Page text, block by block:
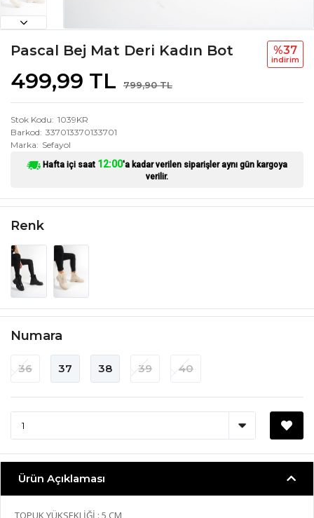
Pascal Bej Mat Deri Kadın Bot
499,99 TL 799,90 TL
%37
i̇ndi̇ri̇m
Stok Kodu 1039KR
Barkod 337013370133701
Marka
Sefayol
Hafta içi saat 12:00'a kadar verilen siparişler aynı gün kargoya
verilir.
Renk
Numara
36 37 38 39 40
Ürün Açıklaması
TOPUK YÜKSEKLİĞİ : 5 CM